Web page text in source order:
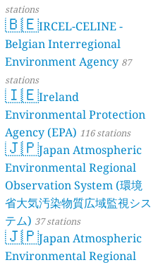
stations
🇧🇪IRCEL-CELINE -
Belgian Interregional
Environment Agency 87
stations
🇮🇪Ireland
Environmental Protection
Agency (EPA) 116 stations
🇯🇵Japan Atmospheric
Environmental Regional
Observation System (環境
省大気汚染物質広域監視シス
テム) 37 stations
🇯🇵Japan Atmospheric
Environmental Regional